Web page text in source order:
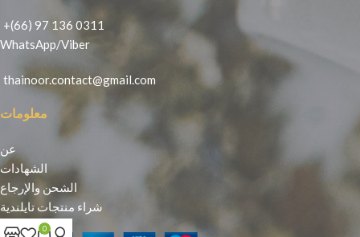
+(66) 97 136 0311
WhatsApp/Viber
thainoor.contact@gmail.com
معلومات
عن
الشهادات
الشحن والإرجاع
شراء منتجات تايلندية
0